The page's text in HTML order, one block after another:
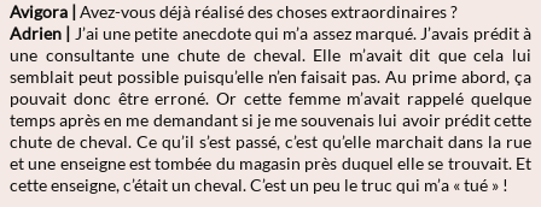
Avigora | Avez-vous déjà réalisé des choses extraordinaires ?
Adrien | J’ai une petite anecdote qui m’a assez marqué. J’avais prédit à
une consultante une chute de cheval. Elle m’avait dit que cela lui
semblait peut possible puisqu’elle n’en faisait pas. Au prime abord, ça
pouvait donc être erroné. Or cette femme m’avait rappelé quelque
temps après en me demandant si je me souvenais lui avoir prédit cette
chute de cheval. Ce qu’il s’est passé, c’est qu’elle marchait dans la rue
et une enseigne est tombée du magasin près duquel elle se trouvait. Et
cette enseigne, c’était un cheval. C’est un peu le truc qui m’a « tué » !